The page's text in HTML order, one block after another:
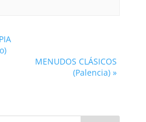
MENUDOS CLÁSICOS
(Palencia)»